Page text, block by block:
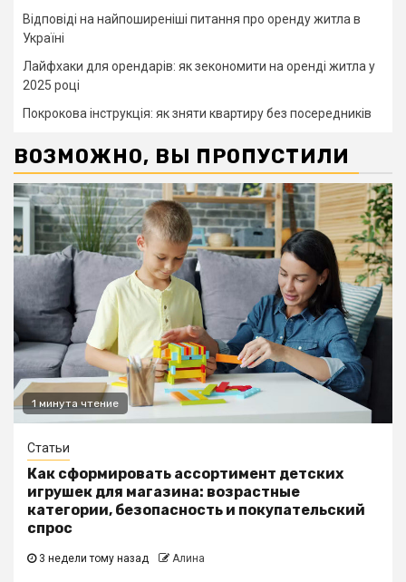
Відповіді на найпоширеніші питання про оренду житла в
Україні
Лайфхаки для орендарів: як зекономити на оренді житла у
2025 році
Покрокова інструкція: як зняти квартиру без посередників
ВОЗМОЖНО, ВЫ ПРОПУСТИЛИ
1 минута чтение
Статьи
Как сформировать ассортимент детских
игрушек для магазина: возрастные
категории, безопасность и покупательский
спрос
3 недели тому назад Алина